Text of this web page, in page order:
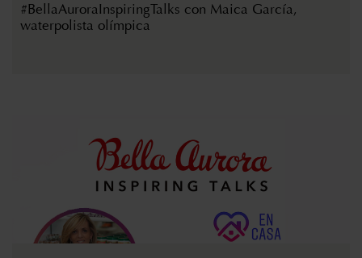
#BellaAuroraInspiringTalks con Maica García,
waterpolista olímpica